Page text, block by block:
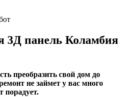
3Д панель Коламбия
преобразить свой дом до
не займет у вас много
порадует.